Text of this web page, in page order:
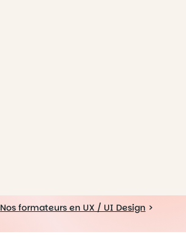
Nos formateurs en UX / UI Design >